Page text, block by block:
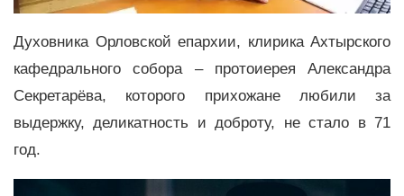
Духовника Орловской епархии, клирика Ахтырского
кафедрального собора – протоиерея Александра
Секретарёва, которого прихожане любили за
выдержку, деликатность и доброту, не стало в 71
год.